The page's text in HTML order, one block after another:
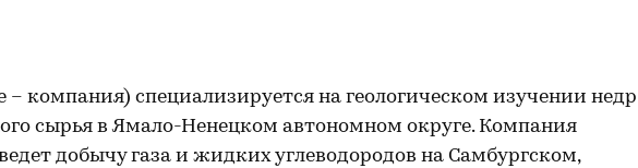
компания) специализируется на геологическом изучении недр
сырья в Ямало-Ненецком автономном округе. Компания
добычу газа и жидких углеводородов на Самбургском,